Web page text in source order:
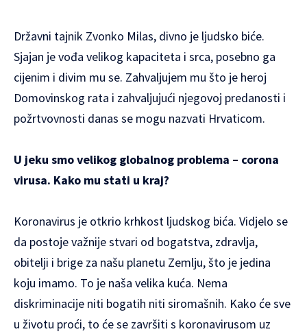
Državni tajnik Zvonko Milas, divno je ljudsko biće.
Sjajan je vođa velikog kapaciteta i srca, posebno ga
cijenim i divim mu se. Zahvaljujem mu što je heroj
Domovinskog rata i zahvaljujući njegovoj predanosti i
požrtvovnosti danas se mogu nazvati Hrvaticom.
U jeku smo velikog globalnog problema – corona
virusa. Kako mu stati u kraj?
Koronavirus je otkrio krhkost ljudskog bića. Vidjelo se
da postoje važnije stvari od bogatstva, zdravlja,
obitelji i brige za našu planetu Zemlju, što je jedina
koju imamo. To je naša velika kuća. Nema
diskriminacije niti bogatih niti siromašnih. Kako će sve
u životu proći, to će se završiti s koronavirusom uz